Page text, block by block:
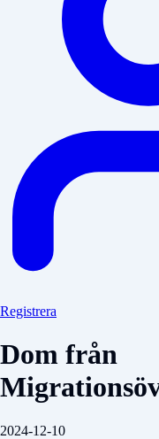
Registrera
Dom från
2024-12-10